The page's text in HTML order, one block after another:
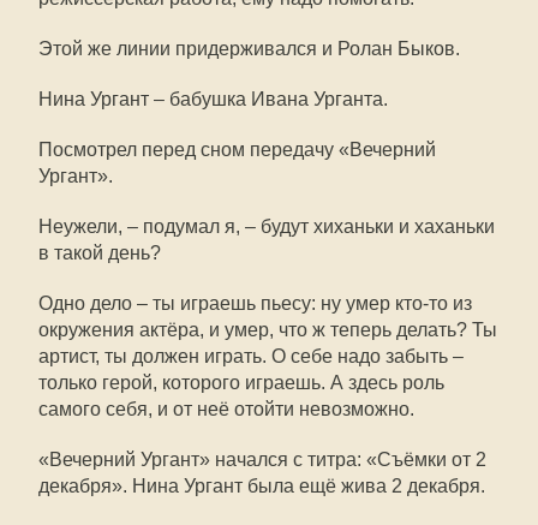
Этой же линии придерживался и Ролан Быков.
Нина Ургант – бабушка Ивана Урганта.
Посмотрел перед сном передачу «Вечерний
Ургант».
Неужели, – подумал я, – будут хиханьки и хаханьки
в такой день?
Одно дело – ты играешь пьесу: ну умер кто-то из
окружения актёра, и умер, что ж теперь делать? Ты
артист, ты должен играть. О себе надо забыть –
только герой, которого играешь. А здесь роль
самого себя, и от неё отойти невозможно.
«Вечерний Ургант» начался с титра: «Съёмки от 2
декабря». Нина Ургант была ещё жива 2 декабря.